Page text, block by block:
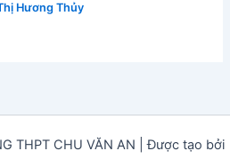
Hương Thủy
THPT CHU VĂN AN | Được tạo bởi